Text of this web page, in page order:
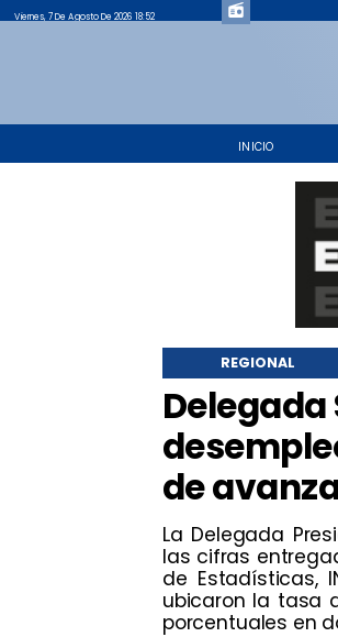
INICIO
Viernes, 7 De Agosto De 2026 18:52
de
​La Delegada
las cifras
de Estadísticas,
ubicaron la tasa
porcentuales en
REGIONAL